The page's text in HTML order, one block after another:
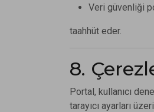
Veri güvenliği
taahhüt eder.
8.
Portal, kullanıcı
tarayıcı ayarları